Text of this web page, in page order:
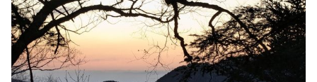
静かな樹林帯を進む中で、時折見える美しい景色に癒される瞬間
もあります。特に、白岩山の肩からの眺望は格別で、富士山を望
むこともできます。 コースの途中には、霧藻ヶ峰休憩舎があり、
ここでのコーヒータイムは登山者にとっての楽しみの一つです。
ご主人の手作りコーヒーやおまんじゅうは、登山の疲れを癒して
くれる特別なひとときです。また、雲取山荘では、宿泊も可能